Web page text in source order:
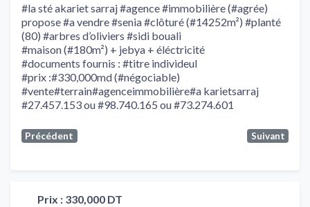
#la sté akariet sarraj #agence #immobilière (#agrée)
propose #a vendre #senia #clôturé (#14252m²) #planté
(80) #arbres d’oliviers #sidi bouali
#maison (#180m²) + jebya + éléctricité
#documents fournis : #titre individeul
#prix :#330,000md (#négociable)
#vente#terrain#agenceimmobilière#a karietsarraj
#27.457.153 ou #98.740.165 ou #73.274.601
Précédent Suivant
Prix : 330,000 DT